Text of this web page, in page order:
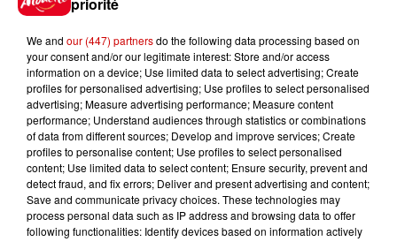
Jeux Voir plus
Gagnez vos places pour le
festival Marché Gourmand 2026
à Coulon !
We and our (447) partnersdo the following data processing based on
your consent and/or our legitimate interest: Store and/or access
information on a device; Use limited data to select advertising; Create
profiles for personalised advertising; Use profiles to select personalised
advertising; Measure advertising performance; Measure content
performance; Understand audiences through statistics or combinations
of data from different sources; Develop and improve services; Create
profiles to personalise content; Use profiles to select personalised
content; Use limited data to select content; Ensure security, prevent and
detect fraud, and fix errors; Deliver and present advertising and content;
Save and communicate privacy choices. These technologies may
process personal data such as IP address and browsing data to offer
following functionalities: Identify devices based on information actively